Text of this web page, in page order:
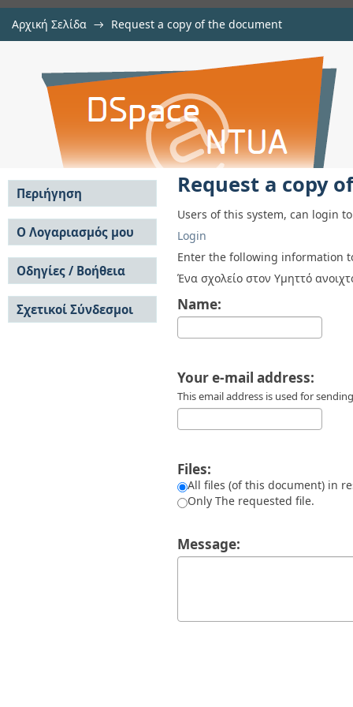
Αρχική Σελίδα → Request a copy of the document
Request a copy of the document
Request a copy
Users of this system, can login
Login
Enter the following information
Ένα σχολείο στον Υμηττό
Name:
Your e-mail address:
This email address is used for
Files:
All files (of this document) in
Only The requested file.
Message:
Περιήγηση
Σε όλο το DSpace
Κοινότητες & Συλλογές
Ανά Ημερομηνία
Έκδοσης
Συγγραφείς
Τίτλοι
Θέματα
Ο Λογαριασμός μου
Σύνδεση
Εγγραφή
Οδηγίες / Βοήθεια
Οδηγίες Υποβολής
Οδηγίες Χρήσης ΙΑ
Συχνές Ερωτήσεις
Σχετικοί Σύνδεσμοι